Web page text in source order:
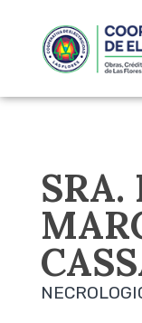
SRA.